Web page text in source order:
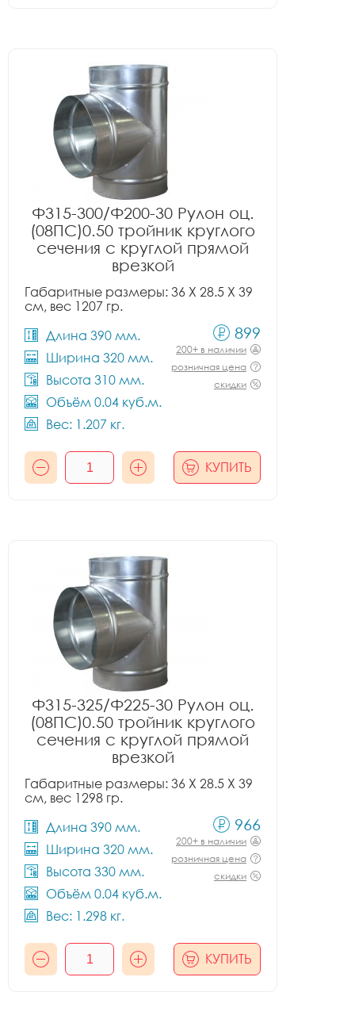
Ф315-300/Ф200-30 Рулон оц.
(08ПС)0.50 тройник круглого
сечения с круглой прямой
врезкой
Габаритные размеры: 36 X 28.5 X 39
см, вес 1207 гр.
Длина 390 мм.
Ширина 320 мм.
Высота 310 мм.
Объём 0.04 куб.м.
Вес: 1.207 кг.
899
200+ в наличии
розничная цена
скидки
КУПИТЬ
Ф315-325/Ф225-30 Рулон оц.
(08ПС)0.50 тройник круглого
сечения с круглой прямой
врезкой
Габаритные размеры: 36 X 28.5 X 39
см, вес 1298 гр.
Длина 390 мм.
Ширина 320 мм.
Высота 330 мм.
Объём 0.04 куб.м.
Вес: 1.298 кг.
966
200+ в наличии
розничная цена
скидки
КУПИТЬ